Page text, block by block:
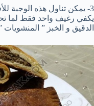
3- يمكن تناول هذه الوجبة
يكفي رغيف واحد فقط لما
الدقيق و الخبز ”